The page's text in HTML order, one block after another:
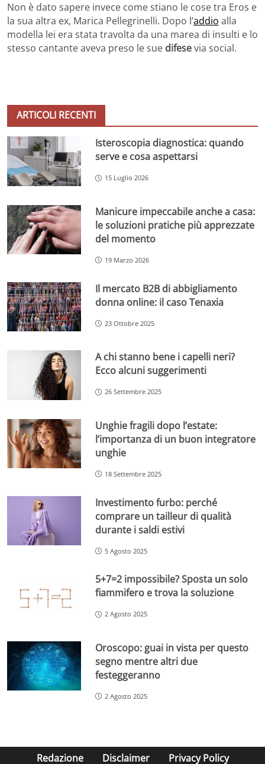
Non è dato sapere invece come stiano le cose tra Eros e
la sua altra ex, Marica Pellegrinelli. Dopo l’addio alla
modella lei era stata travolta da una marea di insulti e lo
stesso cantante aveva preso le sue difesevia social.
ARTICOLI RECENTI
Isteroscopia diagnostica: quando
serve e cosa aspettarsi
15 Luglio 2026
Manicure impeccabile anche a casa:
le soluzioni pratiche più apprezzate
del momento
19 Marzo 2026
Il mercato B2B di abbigliamento
donna online: il caso Tenaxia
23 Ottobre 2025
A chi stanno bene i capelli neri?
Ecco alcuni suggerimenti
26 Settembre 2025
Unghie fragili dopo l’estate:
l’importanza di un buon integratore
unghie
18 Settembre 2025
Investimento furbo: perché
comprare un tailleur di qualità
durante i saldi estivi
5 Agosto 2025
5+7=2 impossibile? Sposta un solo
fiammifero e trova la soluzione
2 Agosto 2025
Oroscopo: guai in vista per questo
segno mentre altri due
festeggeranno
2 Agosto 2025
Redazione Disclaimer Privacy Policy